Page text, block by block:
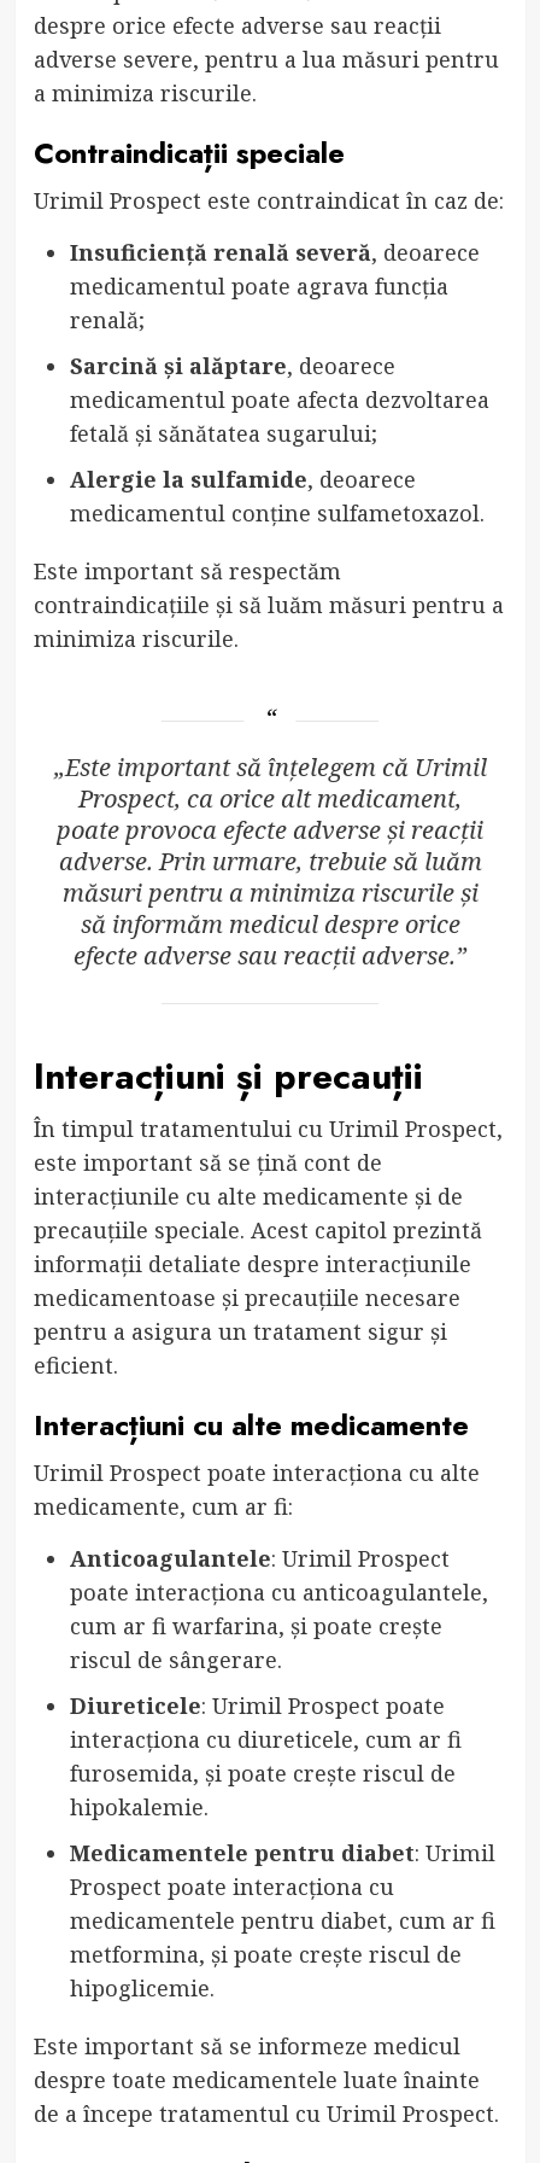
despre orice efecte adverse sau reacții
adverse severe, pentru a lua măsuri pentru
a minimiza riscurile.
Contraindicații speciale
Urimil Prospect este contraindicat în caz de:
Insuficiență renală severă, deoarece
medicamentul poate agrava funcția
renală;
Sarcină și alăptare, deoarece
medicamentul poate afecta dezvoltarea
fetală și sănătatea sugarului;
Alergie la sulfamide, deoarece
medicamentul conține sulfametoxazol.
Este important să respectăm
contraindicațiile și să luăm măsuri pentru a
minimiza riscurile.
„Este important să înțelegem că Urimil
Prospect, ca orice alt medicament,
poate provoca efecte adverse și reacții
adverse. Prin urmare, trebuie să luăm
măsuri pentru a minimiza riscurile și
să informăm medicul despre orice
efecte adverse sau reacții adverse.”
Interacțiuni și precauții
În timpul tratamentului cu Urimil Prospect,
este important să se țină cont de
interacțiunile cu alte medicamente și de
precauțiile speciale. Acest capitol prezintă
informații detaliate despre interacțiunile
medicamentoase și precauțiile necesare
pentru a asigura un tratament sigur și
eficient.
Interacțiuni cu alte medicamente
Urimil Prospect poate interacționa cu alte
medicamente, cum ar fi:
Anticoagulantele: Urimil Prospect
poate interacționa cu anticoagulantele,
cum ar fi warfarina, și poate crește
riscul de sângerare.
Diureticele: Urimil Prospect poate
interacționa cu diureticele, cum ar fi
furosemida, și poate crește riscul de
hipokalemie.
Medicamentele pentru diabet: Urimil
Prospect poate interacționa cu
medicamentele pentru diabet, cum ar fi
metformina, și poate crește riscul de
hipoglicemie.
Este important să se informeze medicul
despre toate medicamentele luate înainte
de a începe tratamentul cu Urimil Prospect.